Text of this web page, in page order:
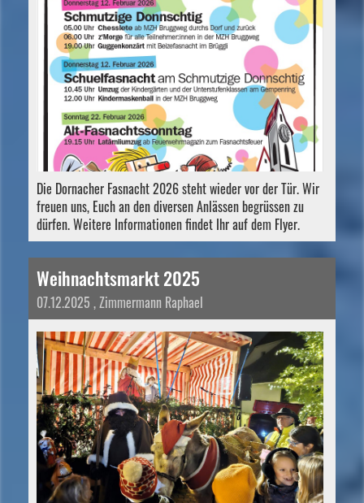
Die Dornacher Fasnacht 2026 steht wieder vor der Tür. Wir
freuen uns, Euch an den diversen Anlässen begrüssen zu
dürfen. Weitere Informationen findet Ihr auf dem Flyer.
Weihnachtsmarkt 2025
07.12.2025 , Zimmermann Raphael